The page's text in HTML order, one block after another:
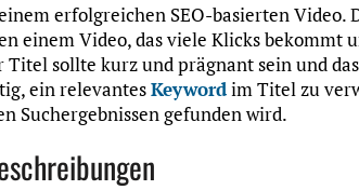
erfolgreichen SEO-basierten Video.
einem Video, das viele Klicks bekommt
sollte kurz und prägnant sein und
ein relevantesKeywordim Titel zu
Suchergebnissen gefunden wird.